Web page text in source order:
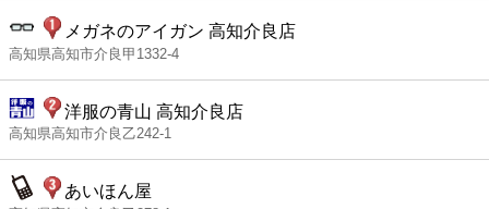
メガネのアイガン 高知介良店
高知県高知市介良甲1332-4
洋服の青山 高知介良店
高知県高知市介良乙242-1
あいほん屋